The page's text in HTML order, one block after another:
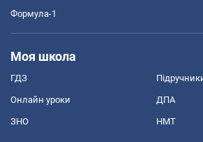
Формула-1
Моя школа
ГДЗ
Онлайн уроки ДПА
ЗНО НМТ